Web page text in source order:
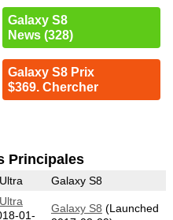
Galaxy S8
News (328)
Galaxy S8 Prix
$369. Chercher
Principales
Galaxy S8
01-
Galaxy S8 (Launched